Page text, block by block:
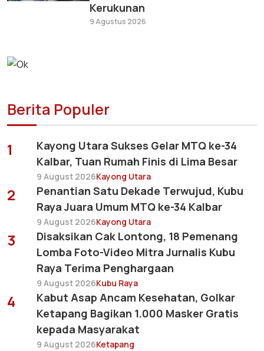
Kerukunan
9 Agustus 2026
Berita Populer
1
Kayong Utara Sukses Gelar MTQ ke-34
Kalbar, Tuan Rumah Finis di Lima Besar
9 August 2026Kayong Utara
2
Penantian Satu Dekade Terwujud, Kubu
Raya Juara Umum MTQ ke-34 Kalbar
9 August 2026Kayong Utara
3
Disaksikan Cak Lontong, 18 Pemenang
Lomba Foto-Video Mitra Jurnalis Kubu
Raya Terima Penghargaan
9 August 2026Kubu Raya
4
Kabut Asap Ancam Kesehatan, Golkar
Ketapang Bagikan 1.000 Masker Gratis
kepada Masyarakat
9 August 2026Ketapang